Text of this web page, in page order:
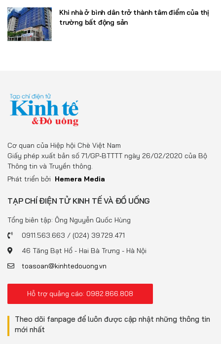
Khi nhà ở bình dân trở thành tâm điểm của thị
trường bất động sản
Cơ quan của Hiệp hội Chè Việt Nam
Giấy phép xuất bản số 71/GP-BTTTT ngày 26/02/2020 của Bộ
Thông tin và Truyền thông.
Phát triển bởi Hemera Media
TẠP CHÍ ĐIỆN TỬ KINH TẾ VÀ ĐỒ UỐNG
Tổng biên tập: Ông Nguyễn Quốc Hùng
0911.563.663 / (024) 39.729.471
46 Tăng Bạt Hổ - Hai Bà Trưng - Hà Nội
toasoan@kinhtedouong.vn
Hỗ trợ quảng cáo: 0982.866.808
Theo dõi fanpage để luôn được cập nhật những thông tin
mới nhất